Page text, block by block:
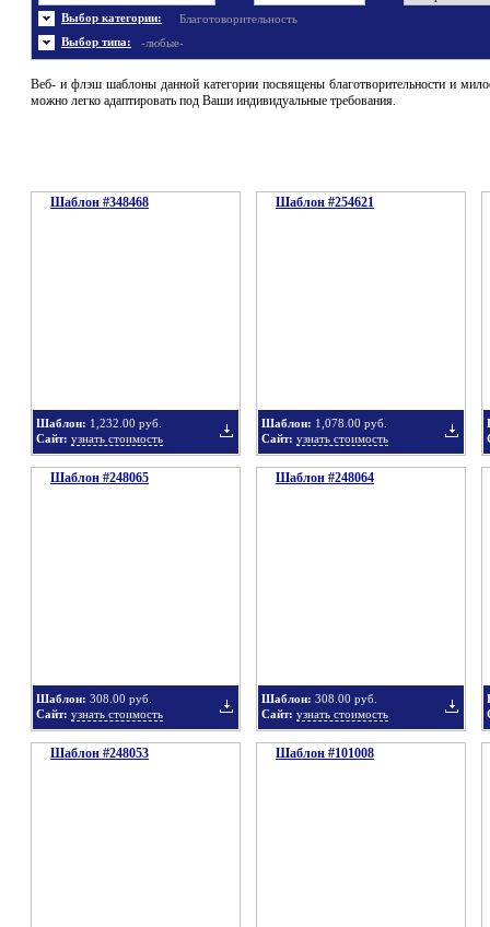
Выбор категории: Благотоворительность
Энергетика
Ювелирные украшения
Выбор типа: -любые-
Шаблоны не скачивались
Шаблоны с 3D элементами
Шаблоны флеш сайтов
Веб- и флэш шаблоны данной категории посвящены благотворительности и
можно легко адаптировать под Ваши индивидуальные требования.
Шаблон #348468
Шаблон: 1,232.00 руб.
Сайт: узнать стоимость
Шаблон #254621
Шаблон: 1,078.00 руб.
Сайт: узнать стоимость
Шаблон #248065
Шаблон: 308.00 руб.
Сайт: узнать стоимость
Шаблон #248064
Шаблон: 308.00 руб.
Сайт: узнать стоимость
Шаблон #248053 Шаблон #101008